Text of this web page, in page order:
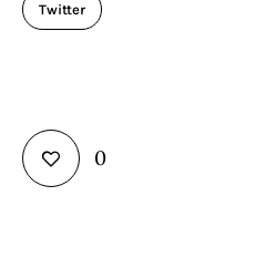
Twitter
0